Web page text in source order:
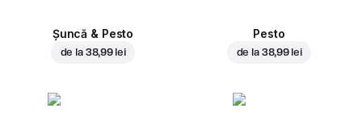
Șuncă & Pesto
de la 38,99 lei
Pesto
de la 38,99 lei